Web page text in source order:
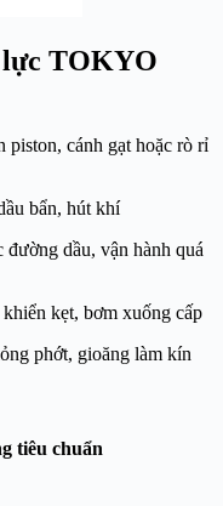
lực TOKYO
piston, cánh gạt hoặc rò rỉ
bẩn, hút khí
dầu, vận hành quá
kẹt, bơm xuống cấp
phớt, gioăng làm kín
tiêu chuẩn